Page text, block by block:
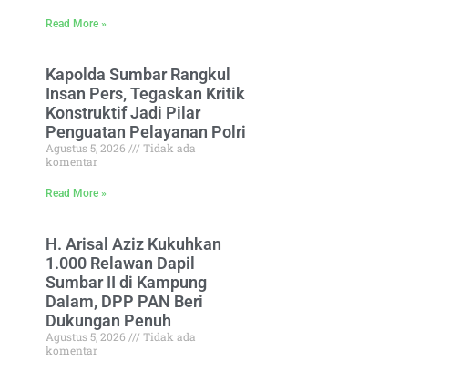
Read More »
Kapolda Sumbar Rangkul
Insan Pers, Tegaskan Kritik
Konstruktif Jadi Pilar
Penguatan Pelayanan Polri
Agustus 5, 2026
Tidak ada
komentar
Read More »
H. Arisal Aziz Kukuhkan
1.000 Relawan Dapil
Sumbar II di Kampung
Dalam, DPP PAN Beri
Dukungan Penuh
Agustus 5, 2026
Tidak ada
komentar